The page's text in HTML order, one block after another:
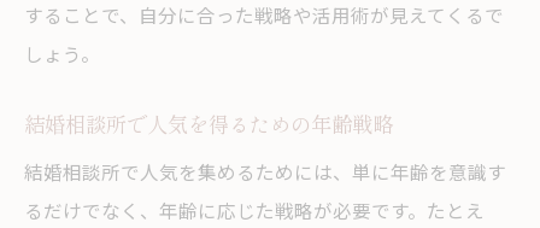
することで、自分に合った戦略や活用術が見えてくるで
しょう。
結婚相談所で人気を得るための年齢戦略
結婚相談所で人気を集めるためには、単に年齢を意識す
るだけでなく、年齢に応じた戦略が必要です。たとえ